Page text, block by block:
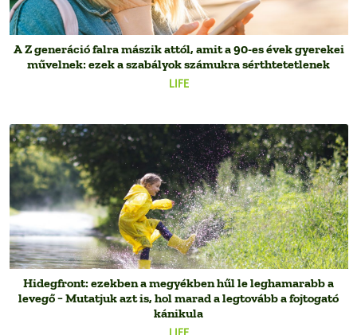
LIFE
A Z generáció falra mászik attól, amit a 90-es évek gyerekei
művelnek: ezek a szabályok számukra sérthtetetlenek
Hidegfront: ezekben a megyékben hűl le leghamarabb a
levegő − Mutatjuk azt is, hol marad a legtovább a fojtogató
kánikula